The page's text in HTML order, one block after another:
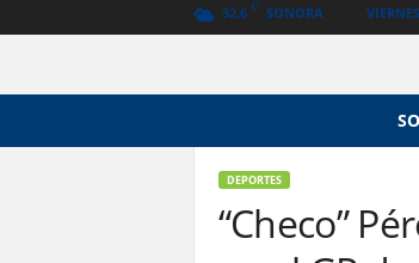
32.6 C SONORA
DEPORTES
“Checo”